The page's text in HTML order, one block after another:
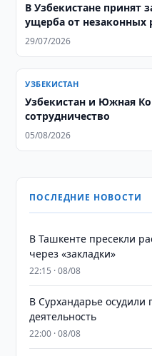
В Узбекистане принят
ущерба от незаконных
29/07/2026
УЗБЕКИСТАН
Узбекистан и Южная
сотрудничество
05/08/2026
ПОСЛЕДНИЕ НОВОСТИ
В Ташкенте пресекли
через «закладки»
22:15 · 08/08
В Сурхандарье осудили
деятельность
22:00 · 08/08